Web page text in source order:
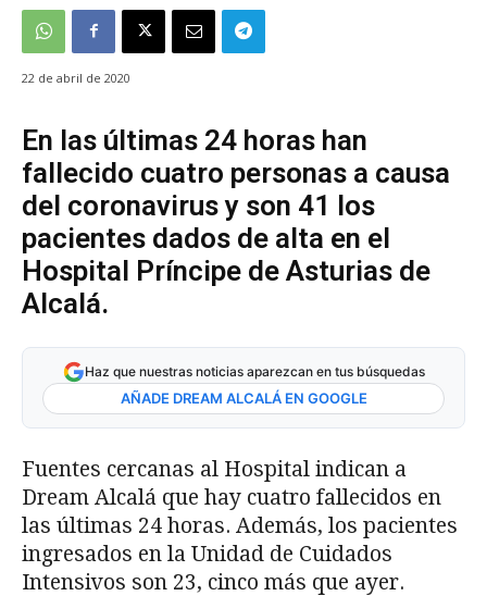
22 de abril de 2020
En las últimas 24 horas han
fallecido cuatro personas a causa
del coronavirus y son 41 los
pacientes dados de alta en el
Hospital Príncipe de Asturias de
Alcalá.
Haz que nuestras noticias aparezcan en tus búsquedas
AÑADE DREAM ALCALÁ EN GOOGLE
Fuentes cercanas al Hospital indican a
Dream Alcalá que hay cuatro fallecidos en
las últimas 24 horas. Además, los pacientes
ingresados en la Unidad de Cuidados
Intensivos son 23, cinco más que ayer.